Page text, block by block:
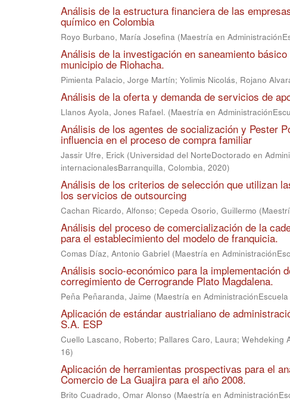
Análisis de la estructura financiera de las
químico en Colombia
Royo Burbano, María Josefina (Maestría en
Análisis de la investigación en saneamiento
municipio de Riohacha.
Pimienta Palacio, Jorge Martín; Yolimis Nicolás, Rojano
Análisis de la oferta y demanda de servicios de
Llanos Ayola, Jones Rafael. (Maestría en
Análisis de los agentes de socialización y Pester
influencia en el proceso de compra familiar
Jassir Ufre, Erick (Universidad del NorteDoctorado en
internacionalesBarranquilla, Colombia, 2020)
Análisis de los criterios de selección que utilizan
los servicios de outsourcing
Cachan Ricardo, Alfonso; Cepeda Osorio, Guillermo (
Análisis del proceso de comercialización de la
para el establecimiento del modelo de franquicia.
Comas Díaz, Antonio Gabriel (Maestría en
Análisis socio-económico para la implementación
corregimiento de Cerrogrande Plato Magdalena.
Peña Peñaranda, Jaime (Maestría en
Aplicación de estándar austrialiano de
S.A. ESP
Cuello Lascano, Roberto; Pallares Caro, Laura; Wehdeking
16)
Aplicación de herramientas prospectivas para el
Comercio de La Guajira para el año 2008.
Brito Cuadrado, Omar Alonso (Maestría en